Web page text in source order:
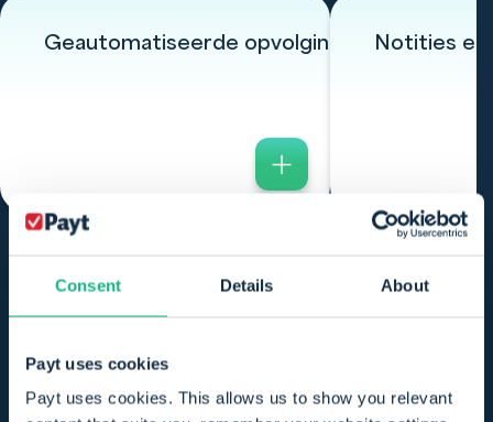
Consent Details About
Payt uses cookies
Payt uses cookies. This allows us to show you relevant
Geautomatiseerde opvolging Notities
Bekijk alle functionaliteiten